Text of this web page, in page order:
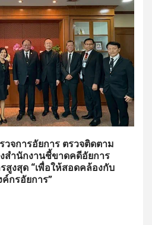
วจการอัยการ ตรวจติดตาม
สำนักงานชี้ขาดคดีอัยการ
สูงสุด “เพื่อให้สอดคล้องกับ
กรอัยการ”